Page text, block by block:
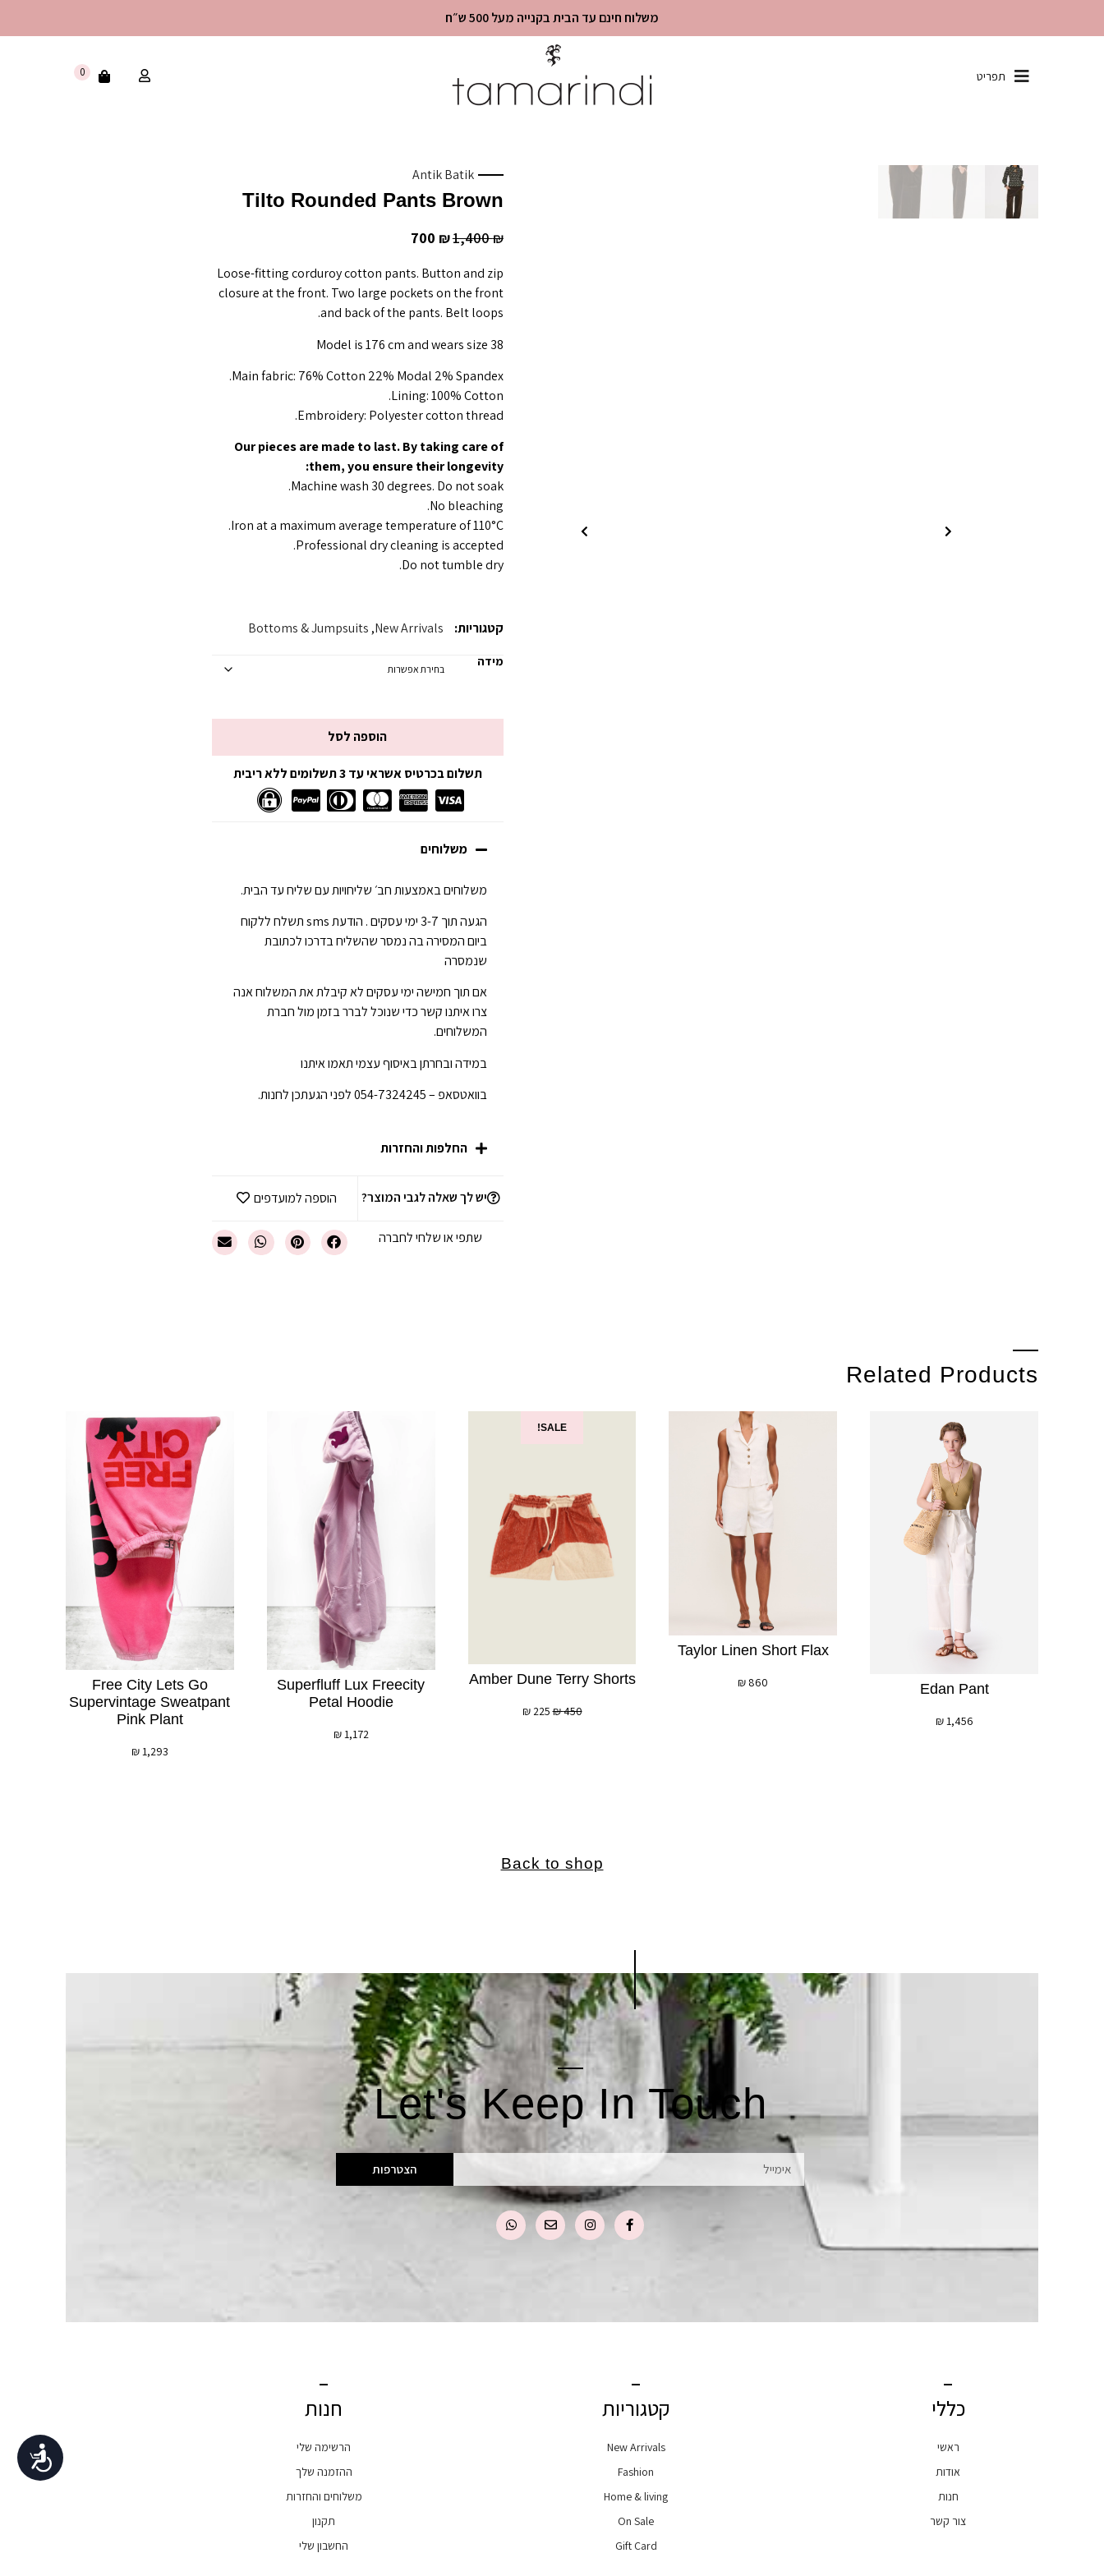
נגישות
משלוח חינם עד הבית בקנייה מעל 500 ש״ח
תפריט 0
Antik Batik
Tilto Rounded Pants Brown
1,400₪
700 ₪
Loose-fitting corduroy cotton pants. Button and zip
closure at the front. Two large pockets on the front
and back of the pants. Belt loops.
Model is 176 cm and wears size 38
Main fabric: 76% Cotton 22% Modal 2% Spandex.
Lining: 100% Cotton.
Embroidery: Polyester cotton thread.
Our pieces are made to last. By taking care of
them, you ensure their longevity:
Machine wash 30 degrees. Do not soak.
No bleaching.
Iron at a maximum average temperature of 110°C.
Professional dry cleaning is accepted.
Do not tumble dry.
קטגוריות: New Arrivals
,
Bottoms & Jumpsuits
מידה
הוספה לסל
תשלום בכרטיס אשראי עד 3 תשלומים ללא ריבית
משלוחים
משלוחים באמצעות חב׳ שליחויות עם שליח עד הבית.
הגעה תוך 3-7 ימי עסקים . הודעת sms תשלח ללקוח
ביום המסירה בה נמסר שהשליח בדרכו לכתובת
שנמסרה
אם תוך חמישה ימי עסקים לא קיבלת את המשלוח אנה
צרו איתנו קשר כדי שנוכל לברר בזמן מול חברת
המשלוחים.
במידה ובחרתן באיסוף עצמי תאמו איתנו
בוואטסאפ – 054-7324245 לפני הגעתכן לחנות.
החלפות והחזרות
יש לך שאלה לגבי המוצר? הוספה למועדפים
שתפי או שלחי לחברה
Related Products
Edan Pant
1,456
₪
Taylor Linen Short Flax
860
₪
SALE!
Amber Dune Terry Shorts
450
₪
225
₪
Superfluff Lux Freecity
Petal Hoodie
1,172
₪
Free City Lets Go
Supervintage Sweatpant
Pink Plant
1,293
₪
Back to shop
Let's Keep In Touch
אימייל
הצטרפות
כללי
ראשי
אודות
חנות
צור קשר
קטגוריות
New Arrivals
Fashion
Home & living
On Sale
Gift Card
חנות
הרשימה שלי
ההזמנה שלך
משלוחים והחזרות
תקנון
החשבון שלי